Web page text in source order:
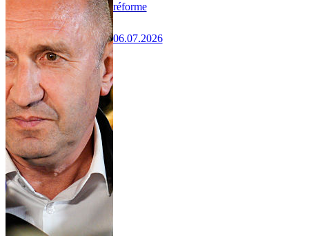
réforme
06.07.2026